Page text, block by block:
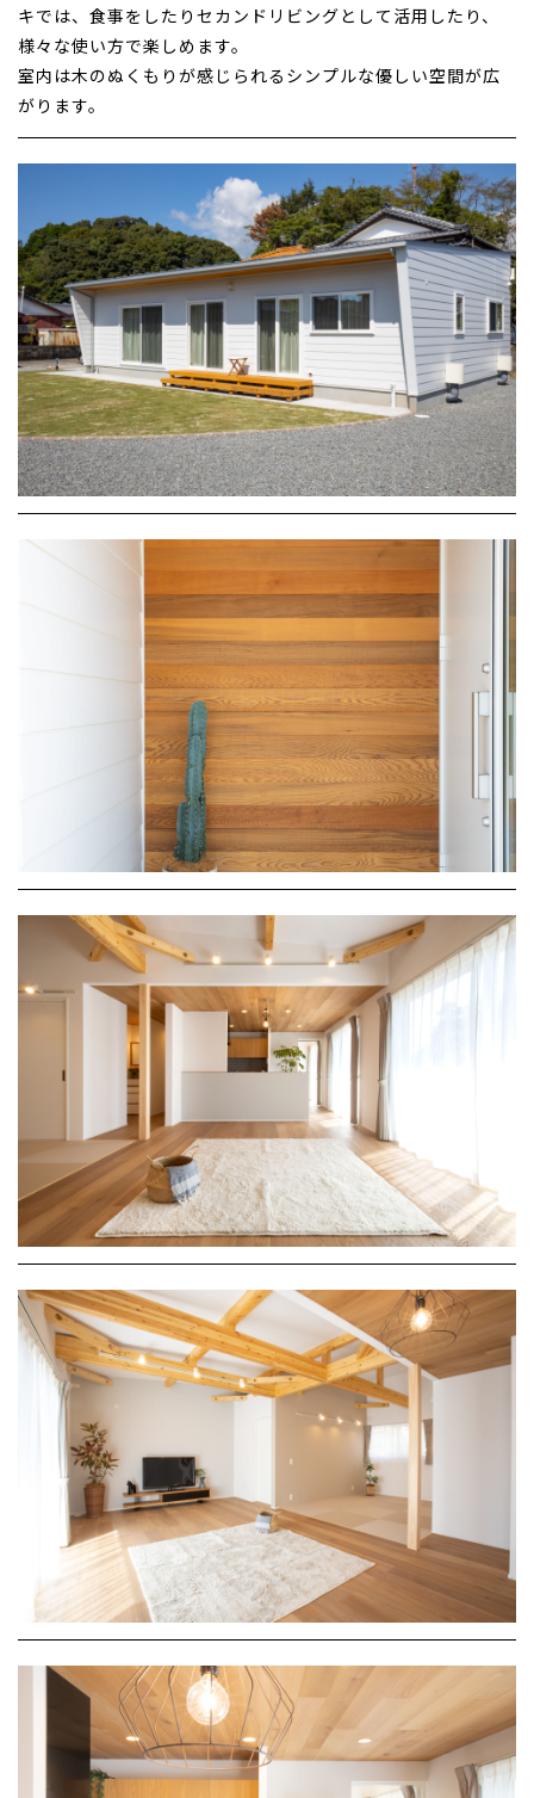
キでは、食事をしたりセカンドリビングとして活用したり、
様々な使い方で楽しめます。
室内は木のぬくもりが感じられるシンプルな優しい空間が広
がります。